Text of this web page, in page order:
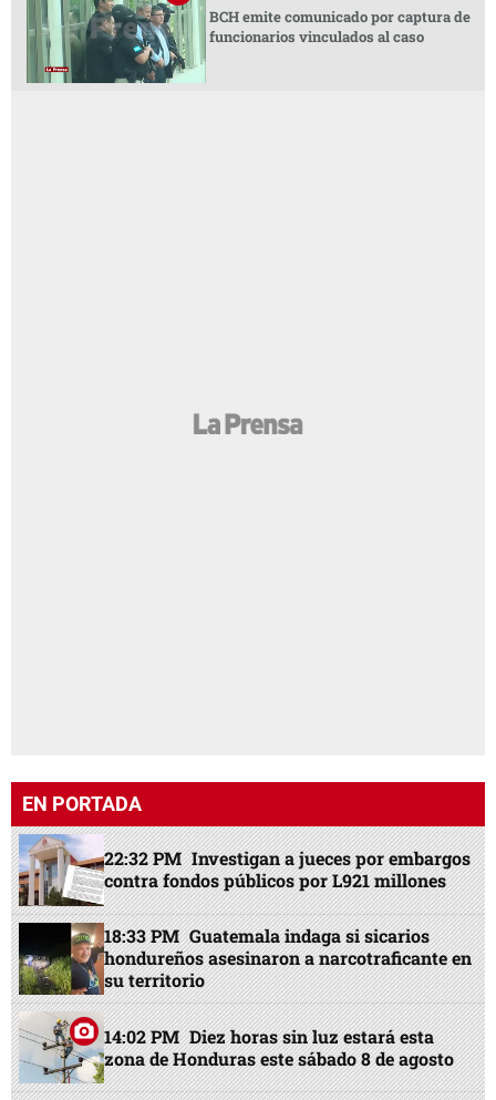
BCH emite comunicado por captura de
funcionarios vinculados al caso
EN PORTADA
22:32 PM Investigan a jueces por embargos
contra fondos públicos por L921 millones
18:33 PM Guatemala indaga si sicarios
hondureños asesinaron a narcotraficante en
su territorio
14:02 PM Diez horas sin luz estará esta
zona de Honduras este sábado 8 de agosto